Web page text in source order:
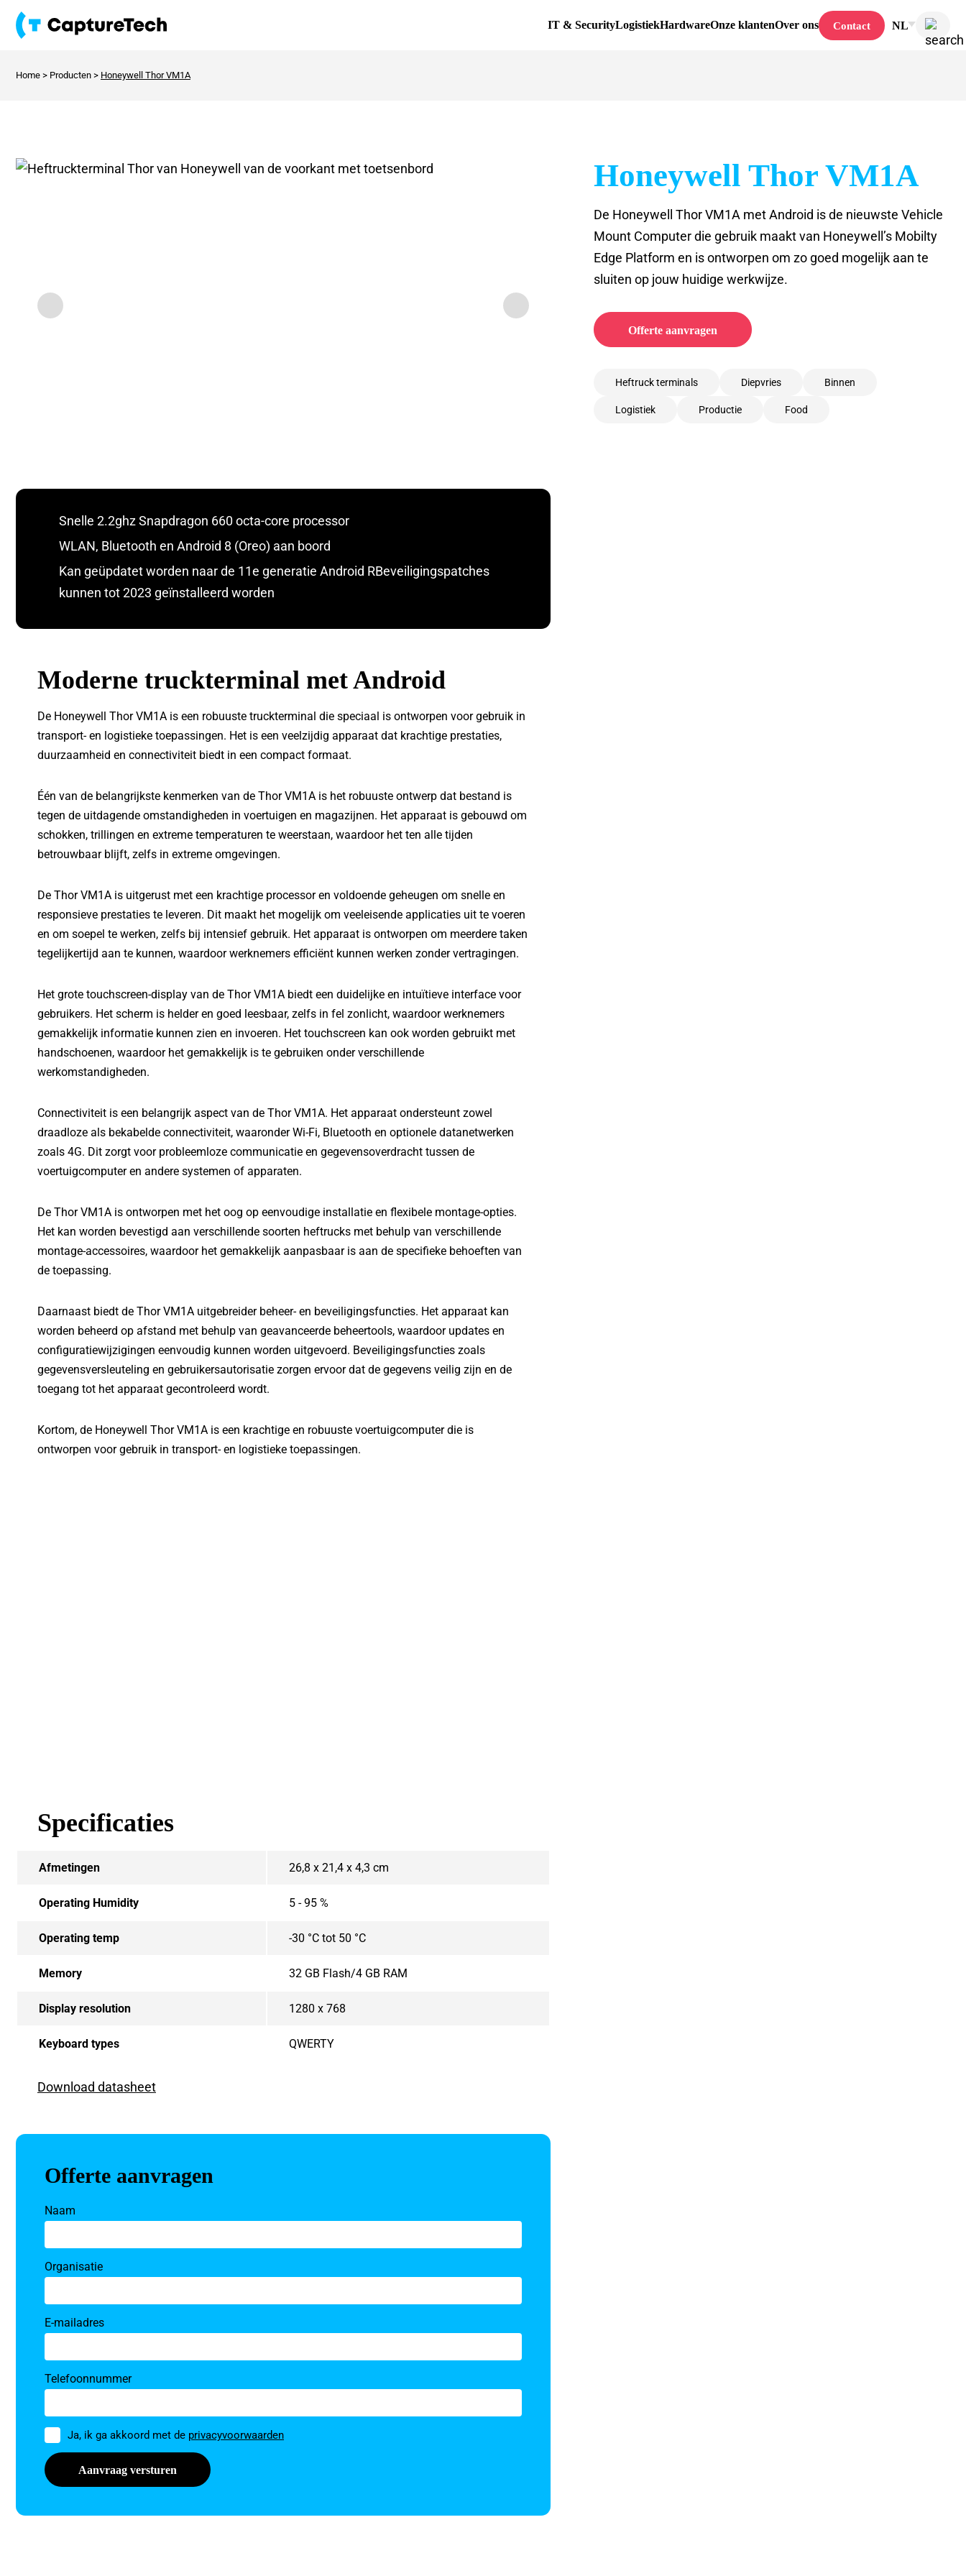
IT & SecurityLogistiekHardwareOnze klantenOver ons Contact NL
Home > Producten > Honeywell Thor VM1A
Snelle 2.2ghz Snapdragon 660 octa-core processor
WLAN, Bluetooth en Android 8 (Oreo) aan boord
Kan geüpdatet worden naar de 11e generatie Android RBeveiligingspatches
kunnen tot 2023 geïnstalleerd worden
Moderne truckterminal met Android
De Honeywell Thor VM1A is een robuuste truckterminal die speciaal is ontworpen voor gebruik in
transport- en logistieke toepassingen. Het is een veelzijdig apparaat dat krachtige prestaties,
duurzaamheid en connectiviteit biedt in een compact formaat.
Één van de belangrijkste kenmerken van de Thor VM1A is het robuuste ontwerp dat bestand is
tegen de uitdagende omstandigheden in voertuigen en magazijnen. Het apparaat is gebouwd om
schokken, trillingen en extreme temperaturen te weerstaan, waardoor het ten alle tijden
betrouwbaar blijft, zelfs in extreme omgevingen.
De Thor VM1A is uitgerust met een krachtige processor en voldoende geheugen om snelle en
responsieve prestaties te leveren. Dit maakt het mogelijk om veeleisende applicaties uit te voeren
en om soepel te werken, zelfs bij intensief gebruik. Het apparaat is ontworpen om meerdere taken
tegelijkertijd aan te kunnen, waardoor werknemers efficiënt kunnen werken zonder vertragingen.
Het grote touchscreen-display van de Thor VM1A biedt een duidelijke en intuïtieve interface voor
gebruikers. Het scherm is helder en goed leesbaar, zelfs in fel zonlicht, waardoor werknemers
gemakkelijk informatie kunnen zien en invoeren. Het touchscreen kan ook worden gebruikt met
handschoenen, waardoor het gemakkelijk is te gebruiken onder verschillende
werkomstandigheden.
Connectiviteit is een belangrijk aspect van de Thor VM1A. Het apparaat ondersteunt zowel
draadloze als bekabelde connectiviteit, waaronder Wi-Fi, Bluetooth en optionele datanetwerken
zoals 4G. Dit zorgt voor probleemloze communicatie en gegevensoverdracht tussen de
voertuigcomputer en andere systemen of apparaten.
De Thor VM1A is ontworpen met het oog op eenvoudige installatie en flexibele montage-opties.
Het kan worden bevestigd aan verschillende soorten heftrucks met behulp van verschillende
montage-accessoires, waardoor het gemakkelijk aanpasbaar is aan de specifieke behoeften van
de toepassing.
Daarnaast biedt de Thor VM1A uitgebreider beheer- en beveiligingsfuncties. Het apparaat kan
worden beheerd op afstand met behulp van geavanceerde beheertools, waardoor updates en
configuratiewijzigingen eenvoudig kunnen worden uitgevoerd. Beveiligingsfuncties zoals
gegevensversleuteling en gebruikersautorisatie zorgen ervoor dat de gegevens veilig zijn en de
toegang tot het apparaat gecontroleerd wordt.
Kortom, de Honeywell Thor VM1A is een krachtige en robuuste voertuigcomputer die is
ontworpen voor gebruik in transport- en logistieke toepassingen.
Specificaties
Afmetingen 26,8 x 21,4 x 4,3 cm
Operating Humidity 5 - 95 %
Operating temp -30 °C tot 50 °C
Memory 32 GB Flash/4 GB RAM
Display resolution 1280 x 768
Keyboard types QWERTY
Download datasheet
Offerte aanvragen
Naam
Organisatie
E-mailadres
Telefoonnummer
Toestemming
Ja, ik ga akkoord met de privacyvoorwaarden
Honeywell Thor VM1A
De Honeywell Thor VM1A met Android is de nieuwste Vehicle
Mount Computer die gebruik maakt van Honeywell’s Mobilty
Edge Platform en is ontworpen om zo goed mogelijk aan te
sluiten op jouw huidige werkwijze.
Offerte aanvragen
Heftruck terminals Diepvries Binnen
Logistiek Productie Food